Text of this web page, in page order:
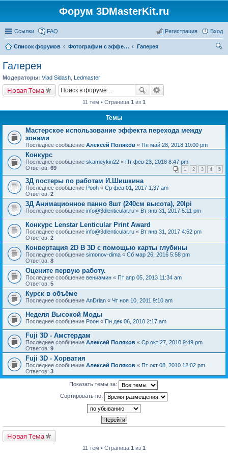
Форум 3DMasterKit.ru
Ссылки FAQ Вход
Регистрация
Список форумов Фотографии с эффектом стерео, варио, 3D, анимации, морфинга
Галерея
Галерея
Модераторы: Vlad Sidash Ledmaster
Новая Тема
11 тем • Страница 1 из 1
Темы
Мастерское использование эффекта перехода между
зонами
Последнее сообщение Алексей Поляков « Пн май 28, 2018 10:00 pm
Конкурс
Последнее сообщение skameykin22 « Пт фев 23, 2018 8:47 pm
Ответов: 69 1 2 3 4 5
3Д постеры по работам И.Шишкина
Последнее сообщение Pooh « Ср фев 01, 2017 1:37 am
Ответов: 2
3Д Анимационное панно 8шт (240см высота), 20lpi
Последнее сообщение info@3dlenticular.ru « Вт янв 31, 2017 5:11 pm
Конкурс Lenstar Lenticular Print Award
Последнее сообщение info@3dlenticular.ru « Вт янв 31, 2017 4:52 pm
Ответов: 2
Конвертация 2D B 3D с помощью карты глубины
Последнее сообщение simonov-dima « Сб мар 26, 2016 5:58 pm
Ответов: 8
Оцените первую работу.
Последнее сообщение вениамин « Пт апр 05, 2013 11:34 am
Ответов: 5
Курск в объёме
Последнее сообщение AnDrian « Чт ноя 10, 2011 9:10 am
Неделя Высокой Моды
Последнее сообщение Pоон « Пн дек 06, 2010 2:17 am
Fuji 3D - Амстердам
Последнее сообщение Алексей Поляков « Ср окт 27, 2010 9:49 pm
Ответов: 9
Fuji 3D - Хорватия
Последнее сообщение Алексей Поляков « Пт окт 08, 2010 12:02 pm
Ответов: 3
Показать темы за:
Сортировать по:
Новая Тема
11 тем • Страница 1 из 1